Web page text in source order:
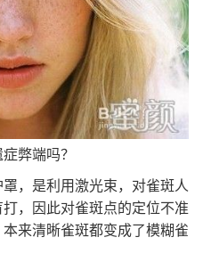
弊端吗？
，是利用激光束，对雀斑人
，因此对雀斑点的定位不准
来清晰雀斑都变成了模糊雀